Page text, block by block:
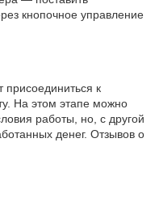
кнопочное управление
присоединиться к
На этом этапе можно
работы, но, с другой
денег. Отзывов о